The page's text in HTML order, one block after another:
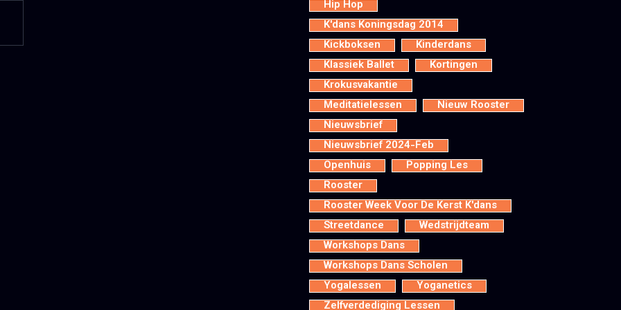
Hip Hop
K'dans Koningsdag 2014
Kickboksen
Kinderdans
Klassiek Ballet
Kortingen
Krokusvakantie
Meditatielessen
Nieuw Rooster
Nieuwsbrief
Nieuwsbrief 2024-Feb
Openhuis
Popping Les
Rooster
Rooster Week Voor De Kerst K'dans
Streetdance
Wedstrijdteam
Workshops Dans
Workshops Dans Scholen
Yogalessen
Yoganetics
Zelfverdediging Lessen